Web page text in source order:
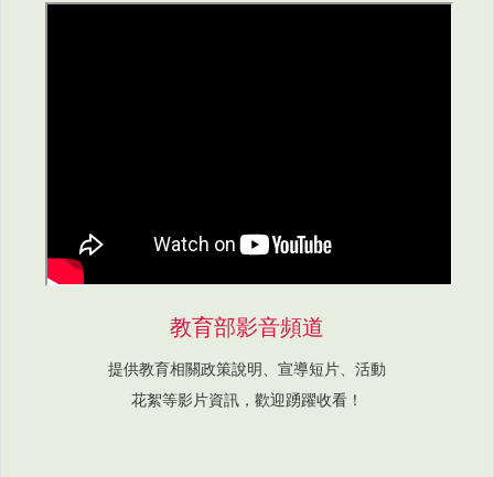
教育部影音頻道
提供教育相關政策說明、宣導短片、活動
花絮等影片資訊，歡迎踴躍收看！